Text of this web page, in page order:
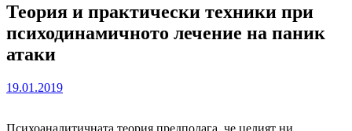
Теория и практически техники при
психодинамичното лечение на паник
атаки
19.01.2019
Психоаналитичната теория предполага, че целият ни